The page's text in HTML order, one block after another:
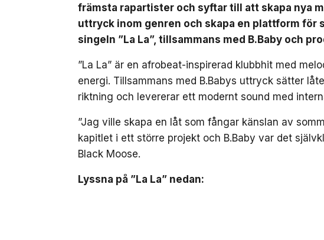
främsta rapartister och syftar till att skapa nya
uttryck inom genren och skapa en plattform för
singeln ”La La”, tillsammans med B.Baby och
”La La” är en afrobeat-inspirerad klubbhit med
energi. Tillsammans med B.Babys uttryck sätter
riktning och levererar ett modernt sound med
”Jag ville skapa en låt som fångar känslan av
kapitlet i ett större projekt och B.Baby var det
Black Moose.
Lyssna på ”La La” nedan: